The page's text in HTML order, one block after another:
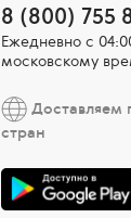
8 (800) 755
Ежедневно c
московскому
Доставляем
стран